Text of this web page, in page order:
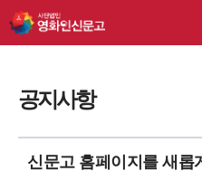
공지사항
신문고 홈페이지를 새롭